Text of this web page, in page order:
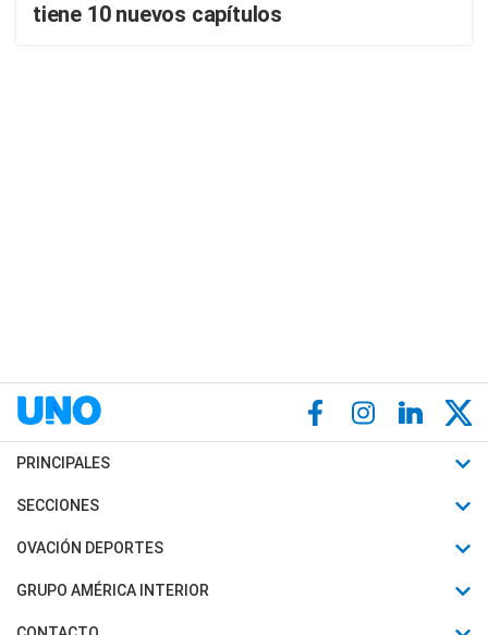
tiene 10 nuevos capítulos
PRINCIPALES
Últimas Noticias
Política
SECCIONES
Horóscopo
Motores
OVACIÓN DEPORTES
Fútbol
Mundial
GRUPO AMÉRICA INTERIOR